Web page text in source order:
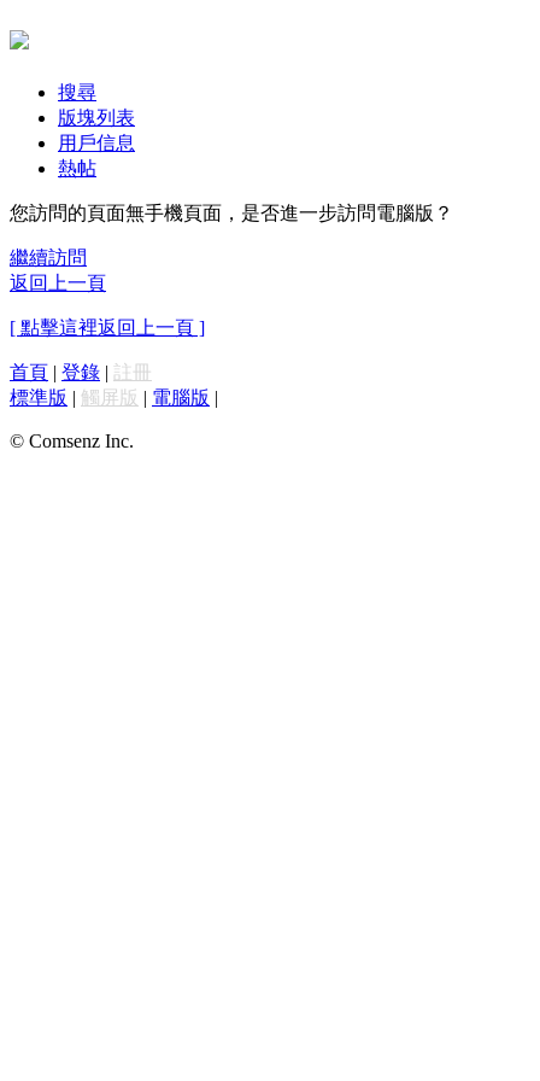
搜尋
版塊列表
用戶信息
熱帖
您訪問的頁面無手機頁面，是否進一步訪問電腦版？
繼續訪問
返回上一頁
[ 點擊這裡返回上一頁 ]
首頁 | 登錄 | 註冊
標準版 | 觸屏版 | 電腦版 |
© Comsenz Inc.